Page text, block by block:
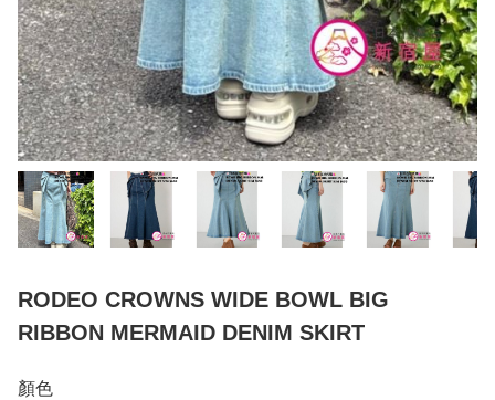
RODEO CROWNS WIDE BOWL BIG
RIBBON MERMAID DENIM SKIRT
顏色